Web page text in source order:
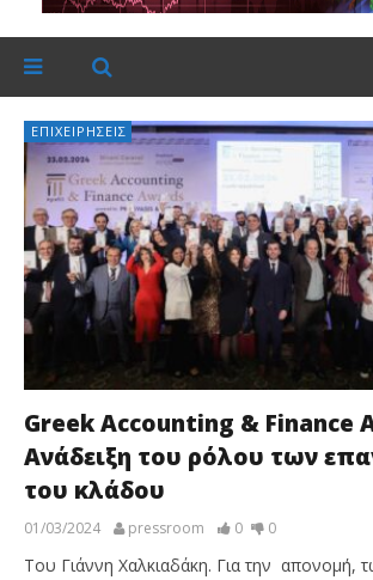
ΕΠΙΧΕΙΡΉΣΕΙΣ
Greek Accounting & Finance
Ανάδειξη του ρόλου των
του κλάδου
01/03/2024 pressroom 0 0
Του Γιάννη Χαλκιαδάκη. Για την απονομή,